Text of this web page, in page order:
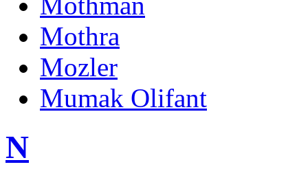
Mothra
Mozler
Mumak Olifant
N